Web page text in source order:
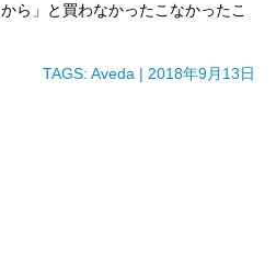
ら」と買わなかったこなかったこ
TAGS: Aveda | 2018年9月13日